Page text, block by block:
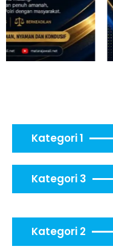
Kategori 1
Kategori 3
Kategori 2